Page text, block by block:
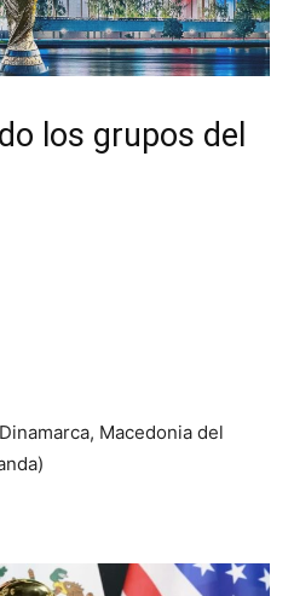
los grupos del
Macedonia del